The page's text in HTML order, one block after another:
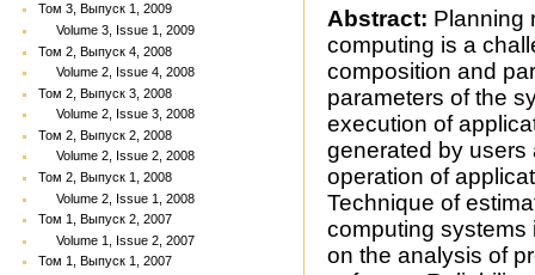
Том 3, Выпуск 1, 2009
Volume 3, Issue 1, 2009
Том 2, Выпуск 4, 2008
Volume 2, Issue 4, 2008
Том 2, Выпуск 3, 2008
Volume 2, Issue 3, 2008
Том 2, Выпуск 2, 2008
Volume 2, Issue 2, 2008
Том 2, Выпуск 1, 2008
Volume 2, Issue 1, 2008
Том 1, Выпуск 2, 2007
Volume 1, Issue 2, 2007
Том 1, Выпуск 1, 2007
Abstract: Planning
computing is a
composition and
parameters of the
execution of
generated by users
operation of
Technique of
computing
on the analysis of